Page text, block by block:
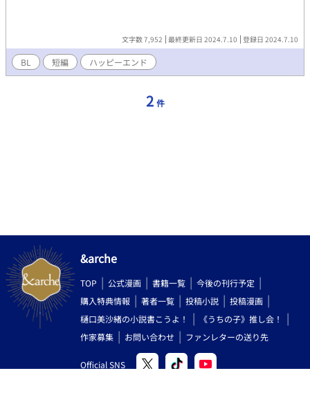
文字数 7,952 最終更新日 2024.7.10 登録日 2024.7.10
BL 短編 ハッピーエンド
2 件
&arche
TOP 公式漫画 書籍一覧
今後の刊行予定
購入特典情報
著者一覧 投稿小説
投稿漫画
樋口美沙緒の小説書こうよ！
《うちの子》推し会！
作家募集
お問い合わせ ファンレターの送り先
Official SNS